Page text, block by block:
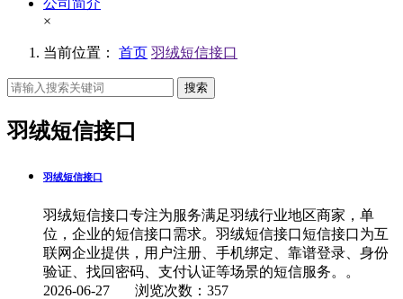
×
当前位置： 首页 羽绒短信接口
搜索
羽绒短信接口
羽绒短信接口
羽绒短信接口专注为服务满足羽绒行业地区商家，单
位，企业的短信接口需求。羽绒短信接口短信接口为互
联网企业提供，用户注册、手机绑定、靠谱登录、身份
验证、找回密码、支付认证等场景的短信服务。。
2026-06-27 浏览次数：357